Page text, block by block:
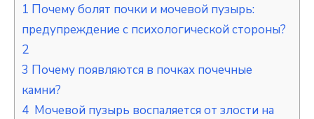
1 Почему болят почки и мочевой пузырь:
предупреждение с психологической стороны?
2
3 Почему появляются в почках почечные
камни?
4 Мочевой пузырь воспаляется от злости на